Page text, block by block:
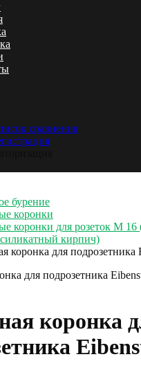
сравнения
бурение
коронки
коронки для розеток М 16
кирпич)
коронка для
для подрозетника
коронка